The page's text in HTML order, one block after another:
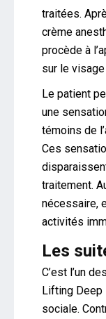
traitées.
crème
procède à
sur le
Le patient
une
témoins de
Ces
traitement.
nécessaire,
activités
Les
C’est l’un
Lifting Deep
sociale.